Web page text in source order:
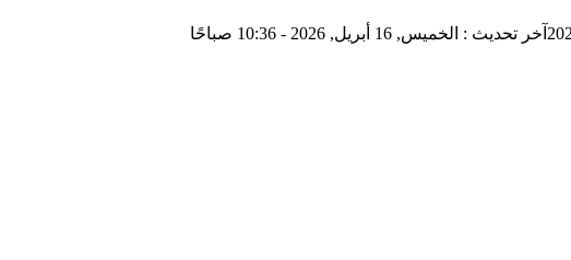
آخر تحديث : الخميس, 16 أبريل, 2026 - 10:36 صباحًا